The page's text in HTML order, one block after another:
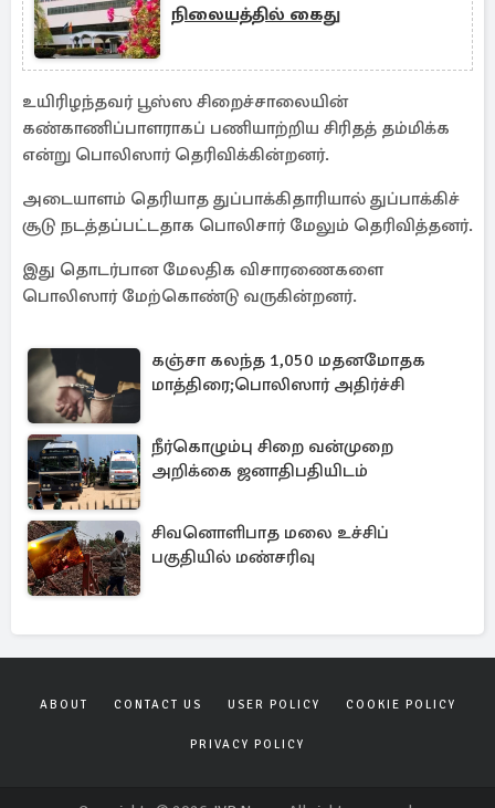
நிலையத்தில் கைது
உயிரிழந்தவர் பூஸ்ஸ சிறைச்சாலையின்
கண்காணிப்பாளராகப் பணியாற்றிய சிரிதத் தம்மிக்க
என்று பொலிஸார் தெரிவிக்கின்றனர்.
அடையாளம் தெரியாத துப்பாக்கிதாரியால் துப்பாக்கிச்
சூடு நடத்தப்பட்டதாக பொலிசார் மேலும் தெரிவித்தனர்.
இது தொடர்பான மேலதிக விசாரணைகளை
பொலிஸார் மேற்கொண்டு வருகின்றனர்.
கஞ்சா கலந்த 1,050 மதனமோதக
மாத்திரை;பொலிஸார் அதிர்ச்சி
நீர்கொழும்பு சிறை வன்முறை
அறிக்கை ஜனாதிபதியிடம்
சிவனொளிபாத மலை உச்சிப்
பகுதியில் மண்சரிவு
ABOUT CONTACT US USER POLICY COOKIE POLICY
PRIVACY POLICY